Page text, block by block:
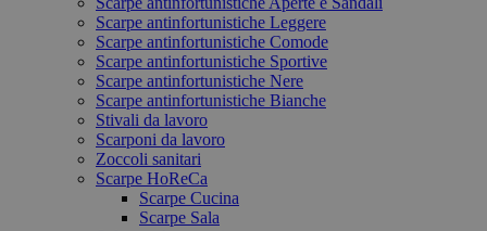
Scarpe antinfortunistiche Leggere
Scarpe antinfortunistiche Comode
Scarpe antinfortunistiche Sportive
Scarpe antinfortunistiche Nere
Scarpe antinfortunistiche Bianche
Stivali da lavoro
Scarponi da lavoro
Zoccoli sanitari
Scarpe HoReCa
Scarpe Cucina
Scarpe Sala